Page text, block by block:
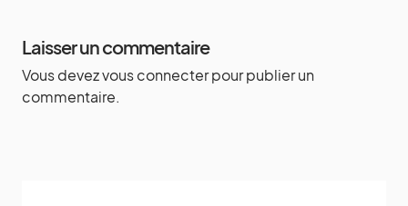
Laisser un commentaire
Vous devezvous connecterpour publier un
commentaire.